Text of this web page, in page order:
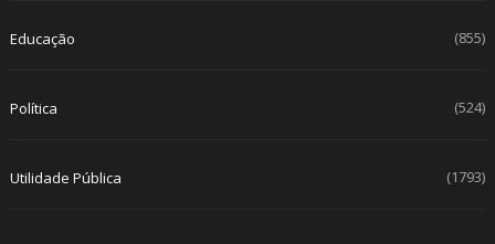
Educação (855)
Política (524)
Utilidade Pública (1793)